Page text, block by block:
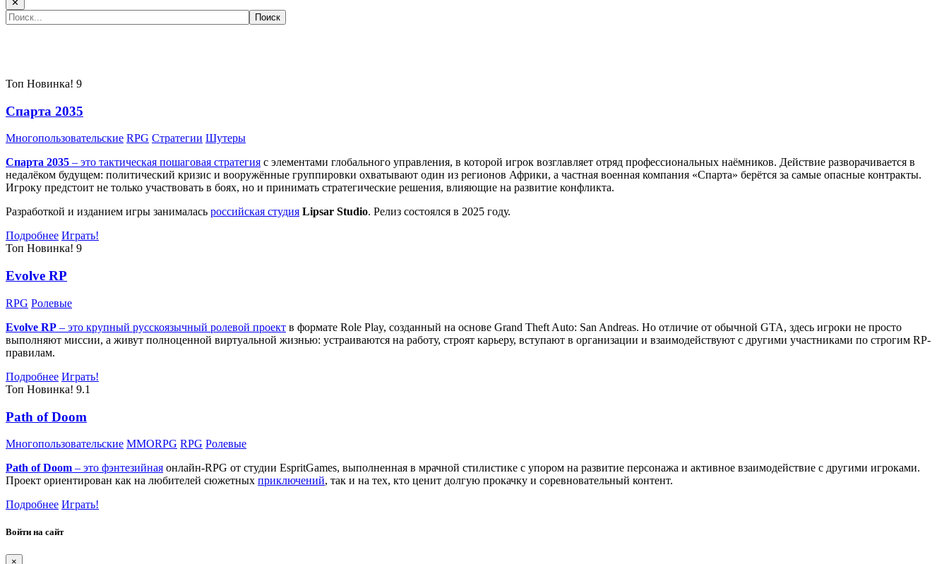
✕
Топ Новинка! 9
Спарта 2035
Многопользовательские RPG Стратегии Шутеры
Спарта 2035 – это тактическая пошаговая стратегия с элементами глобального управления, в которой игрок возглавляет отряд профессиональных наёмников. Действие разворачивается в
недалёком будущем: политический кризис и вооружённые группировки охватывают один из регионов Африки, а частная военная компания «Спарта» берётся за самые опасные контракты.
Игроку предстоит не только участвовать в боях, но и принимать стратегические решения, влияющие на развитие конфликта.
Разработкой и изданием игры занималась российская студия Lipsar Studio. Релиз состоялся в 2025 году.
Подробнее Играть!
Топ Новинка! 9
Evolve RP
RPG Ролевые
Evolve RP – это крупный русскоязычный ролевой проект в формате Role Play, созданный на основе Grand Theft Auto: San Andreas. Но отличие от обычной GTA, здесь игроки не просто
выполняют миссии, а живут полноценной виртуальной жизнью: устраиваются на работу, строят карьеру, вступают в организации и взаимодействуют с другими участниками по строгим RP-
правилам.
Подробнее Играть!
Топ Новинка! 9.1
Path of Doom
Многопользовательские MMORPG RPG Ролевые
Path of Doom – это фэнтезийная онлайн-RPG от студии EspritGames, выполненная в мрачной стилистике с упором на развитие персонажа и активное взаимодействие с другими игроками.
Проект ориентирован как на любителей сюжетных приключений, так и на тех, кто ценит долгую прокачку и соревновательный контент.
Подробнее Играть!
Войти на сайт
×